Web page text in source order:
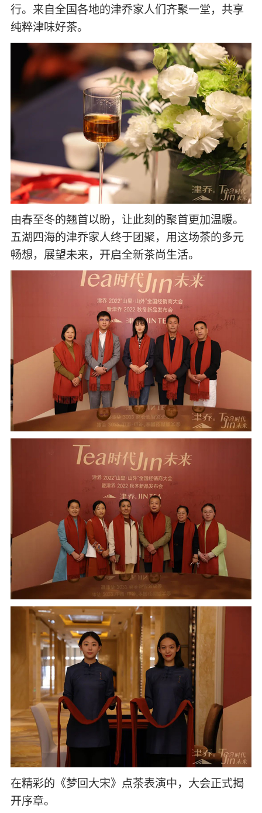
行。来自全国各地的津乔家人们齐聚一堂，共享
纯粹津味好茶。
由春至冬的翘首以盼，让此刻的聚首更加温暖。
五湖四海的津乔家人终于团聚，用这场茶的多元
畅想，展望未来，开启全新茶尚生活。
在精彩的《梦回大宋》点茶表演中，大会正式揭
开序章。